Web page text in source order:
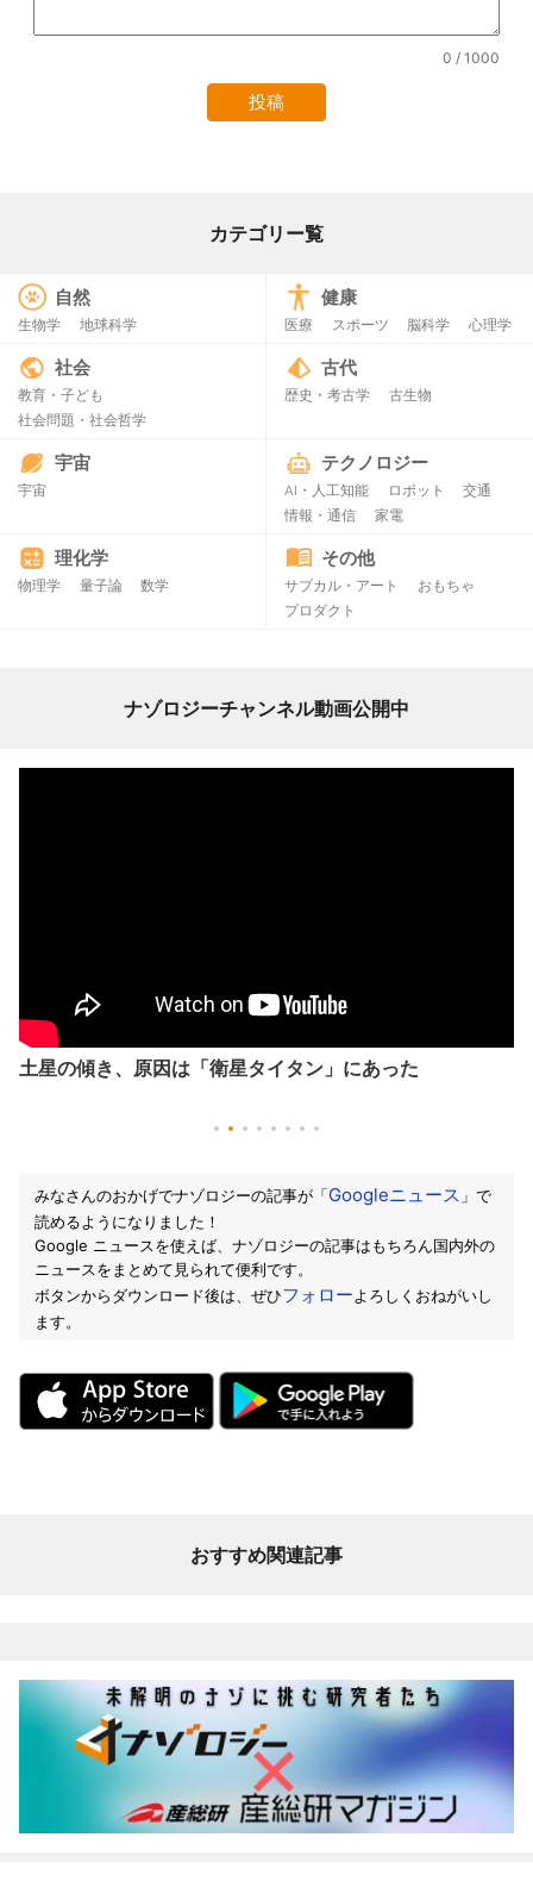
0 / 1000
カテゴリー覧
自然
生物学 地球科学
健康
医療 スポーツ 脳科学 心理学
社会
教育・子ども
社会問題・社会哲学
古代
歴史・考古学 古生物
宇宙
宇宙
テクノロジー
AI・人工知能 ロボット
交通
情報・通信
家電
理化学
物理学 量子論 数学
その他
サブカル・アート
おもちゃ
プロダクト
ナゾロジーチャンネル動画公開中
土星の傾き、原因は「衛星タイタン」にあった
みなさんのおかげでナゾロジーの記事が「Googleニュース 」で
読めるようになりました！
Google ニュースを使えば、ナゾロジーの記事はもちろん国内外の
ニュースをまとめて見られて便利です。
ボタンからダウンロード後は、ぜひフォローよろしくおねがいし
ます。
おすすめ関連記事